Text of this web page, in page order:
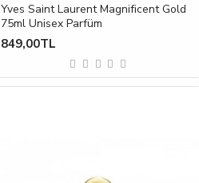
Yves Saint Laurent Magnificent Gold
75ml Unisex Parfüm
849,00TL